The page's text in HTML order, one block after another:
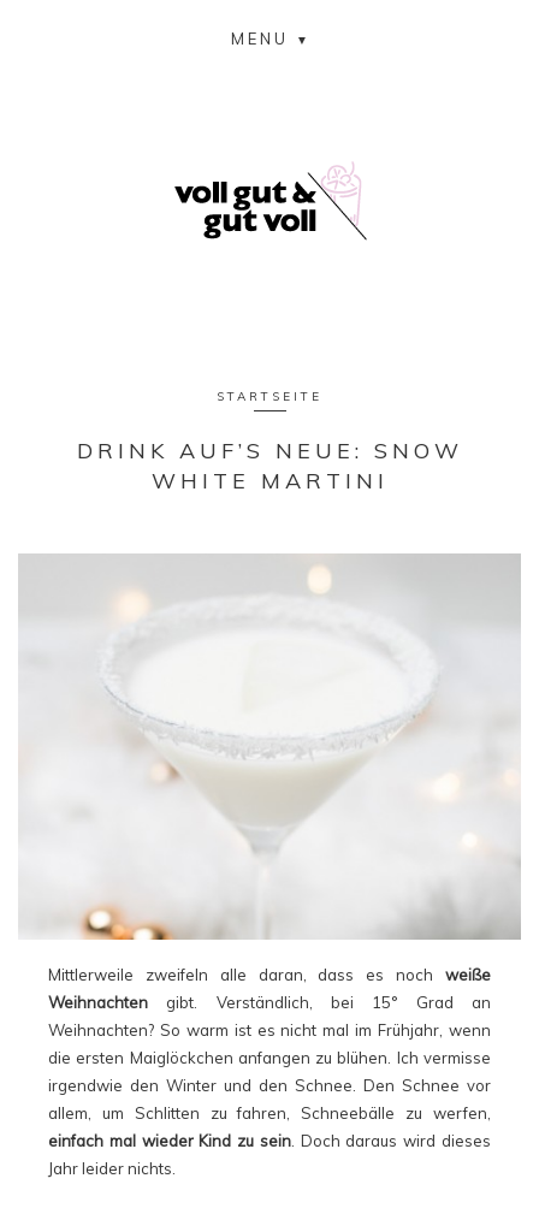
MENU
STARTSEITE
DRINK AUF’S NEUE: SNOW
WHITE MARTINI
Mittlerweile zweifeln alle daran, dass es noch weiße
Weihnachten gibt. Verständlich, bei 15° Grad an
Weihnachten? So warm ist es nicht mal im Frühjahr, wenn
die ersten Maiglöckchen anfangen zu blühen. Ich vermisse
irgendwie den Winter und den Schnee. Den Schnee vor
allem, um Schlitten zu fahren, Schneebälle zu werfen,
einfach mal wieder Kind zu sein. Doch daraus wird dieses
Jahr leider nichts.